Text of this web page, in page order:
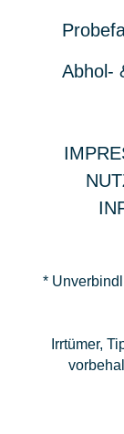
Abhol-
*
Irrtümer,